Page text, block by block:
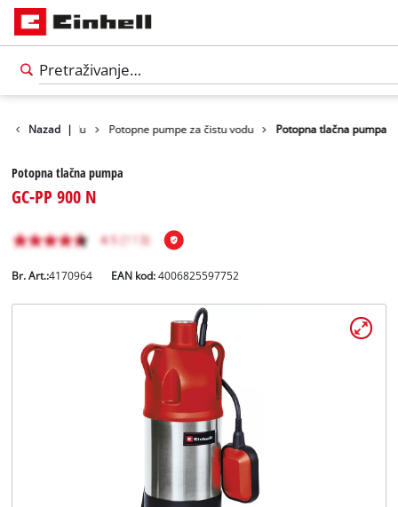
Nazad |
Pumpe za vodu Potopne pumpe za čistu vodu Potopna tlačna pumpa
Potopna tlačna pumpa
GC-PP 900 N
Br. Art.:4170964 EAN kod:4006825597752